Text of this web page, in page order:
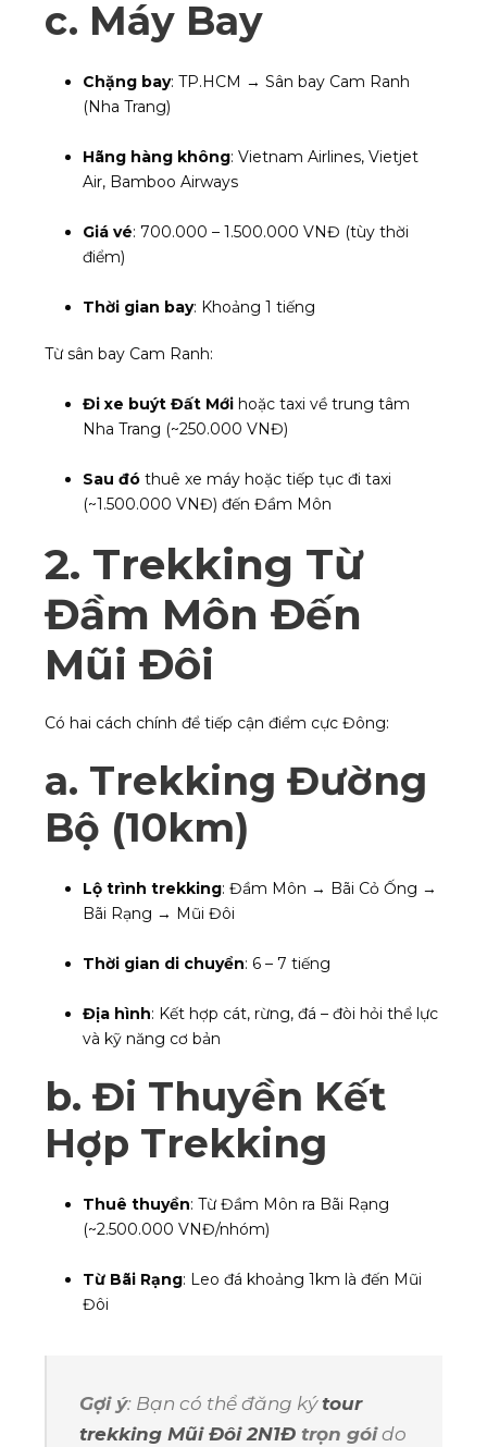
c. Máy Bay
Chặng bay: TP.HCM → Sân bay Cam Ranh
(Nha Trang)
Hãng hàng không: Vietnam Airlines, Vietjet
Air, Bamboo Airways
Giá vé: 700.000 – 1.500.000 VNĐ (tùy thời
điểm)
Thời gian bay: Khoảng 1 tiếng
Từ sân bay Cam Ranh:
Đi xe buýt Đất Mới hoặc taxi về trung tâm
Nha Trang (~250.000 VNĐ)
Sau đó thuê xe máy hoặc tiếp tục đi taxi
(~1.500.000 VNĐ) đến Đầm Môn
2. Trekking Từ
Đầm Môn Đến
Mũi Đôi
Có hai cách chính để tiếp cận điểm cực Đông:
a. Trekking Đường
Bộ (10km)
Lộ trình trekking: Đầm Môn → Bãi Cỏ Ống →
Bãi Rạng → Mũi Đôi
Thời gian di chuyển: 6 – 7 tiếng
Địa hình: Kết hợp cát, rừng, đá – đòi hỏi thể lực
và kỹ năng cơ bản
b. Đi Thuyền Kết
Hợp Trekking
Thuê thuyền: Từ Đầm Môn ra Bãi Rạng
(~2.500.000 VNĐ/nhóm)
Từ Bãi Rạng: Leo đá khoảng 1km là đến Mũi
Đôi
Gợi ý: Bạn có thể đăng kýtour
trekking Mũi Đôi 2N1Đ trọn góido